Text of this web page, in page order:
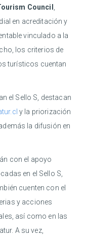
Council
en acreditación y
vinculado a la
los criterios de
turísticos cuentan
el Sello S, destacan
y la priorización
además la difusión en
con el apoyo
en el Sello S,
cuenten con el
y acciones
así como en las
A su vez,